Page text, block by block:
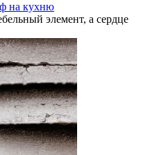
на кухню
элемент, а сердце